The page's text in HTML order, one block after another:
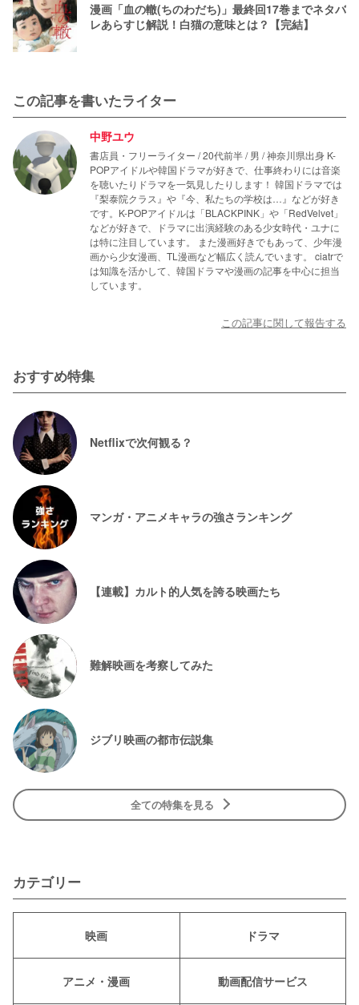
漫画「血の轍(ちのわだち)」最終回17巻までネタバ
レあらすじ解説！白猫の意味とは？【完結】
この記事を書いたライター
中野ユウ
書店員・フリーライター / 20代前半 / 男 / 神奈川県出身 K-
POPアイドルや韓国ドラマが好きで、仕事終わりには音楽
を聴いたりドラマを一気見したりします！ 韓国ドラマでは
『梨泰院クラス』や『今、私たちの学校は…』などが好き
です。K-POPアイドルは「BLACKPINK」や「RedVelvet」
などが好きで、ドラマに出演経験のある少女時代・ユナに
は特に注目しています。 また漫画好きでもあって、少年漫
画から少女漫画、TL漫画など幅広く読んでいます。 ciatrで
は知識を活かして、韓国ドラマや漫画の記事を中心に担当
しています。
この記事に関して報告する
おすすめ特集
Netflixで次何観る？
マンガ・アニメキャラの強さランキング
【連載】カルト的人気を誇る映画たち
難解映画を考察してみた
ジブリ映画の都市伝説集
全ての特集を見る
カテゴリー
映画 ドラマ
アニメ・漫画 動画配信サービス